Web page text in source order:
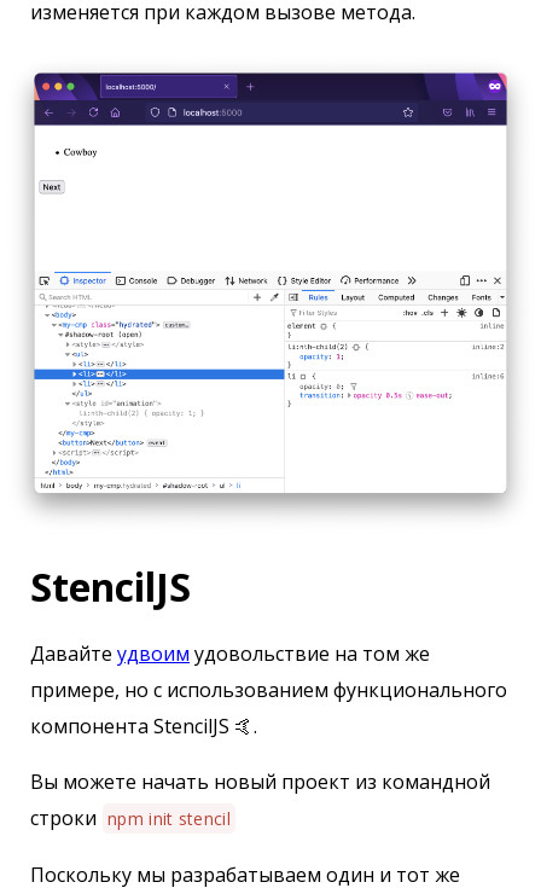
изменяется при каждом вызове метода.
StencilJS
Давайте удвоим удовольствие на том же
примере, но с использованием функционального
компонента StencilJS 🤙.
Вы можете начать новый проект из командной
строки npm init stencil
Поскольку мы разрабатываем один и тот же